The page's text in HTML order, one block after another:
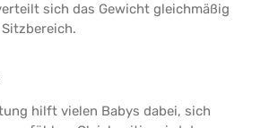
sich das Gewicht gleichmäßig
hilft vielen Babys dabei, sich